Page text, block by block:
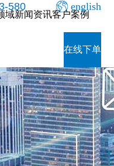
580 english
域新闻资讯客户案例
在线下单